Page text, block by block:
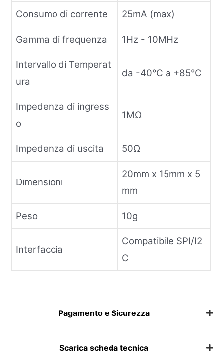
Consumo di corrente 25mA (max)
Gamma di frequenza 1Hz - 10MHz
Intervallo di Temperat
ura
da -40°C a +85°C
Impedenza di ingress
o
1MΩ
Impedenza di uscita 50Ω
Dimensioni
20mm x 15mm x 5
mm
Peso 10g
Interfaccia
Compatibile SPI/I2
C
Pagamento e Sicurezza
Scarica scheda tecnica